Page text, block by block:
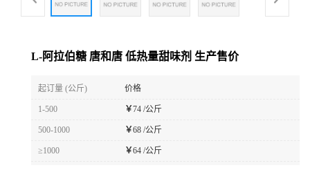
L-阿拉伯糖 唐和唐 低热量甜味剂 生产售价
起订量 (公斤) 价格
1-500 ￥74 /公斤
500-1000 ￥68 /公斤
≥1000 ￥64 /公斤